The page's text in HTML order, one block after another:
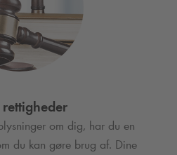
rettigheder
om dig, har du en
du kan gøre brug af. Dine